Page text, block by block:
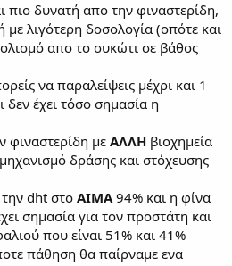
πιο δυνατή απο την φιναστερίδη,
με λιγότερη δοσολογία (οπότε και
απο το συκώτι σε βάθος
να παραλείψεις μέχρι και 1
δεν έχει τόσο σημασία η
φιναστερίδη με ΑΛΛΗ βιοχημεία
δράσης και στόχευσης
την dht στο ΑΙΜΑ94% και η φίνα
σημασία για τον προστάτη και
που είναι 51% και 41%
πάθηση θα παίρναμε ενα